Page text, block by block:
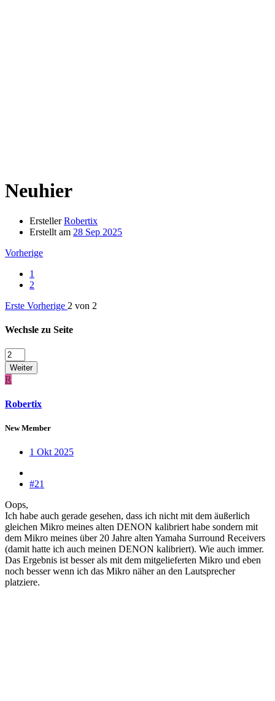
Neuhier
Ersteller Robertix
Erstellt am 28 Sep 2025
Vorherige
1
2
Erste Vorherige 2 von 2
Wechsle zu Seite
Weiter
R
Robertix
New Member
1 Okt 2025
#21
Oops,
Ich habe auch gerade gesehen, dass ich nicht mit dem äußerlich
gleichen Mikro meines alten DENON kalibriert habe sondern mit
dem Mikro meines über 20 Jahre alten Yamaha Surround Receivers
(damit hatte ich auch meinen DENON kalibriert). Wie auch immer.
Das Ergebnis ist besser als mit dem mitgelieferten Mikro und eben
noch besser wenn ich das Mikro näher an den Lautsprecher
platziere.